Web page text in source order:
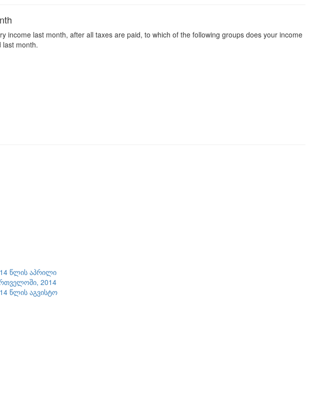
income last month, after all taxes are paid, to which of the following groups does your income
last month.
წლის აპრილი
2014
წლის აგვისტო